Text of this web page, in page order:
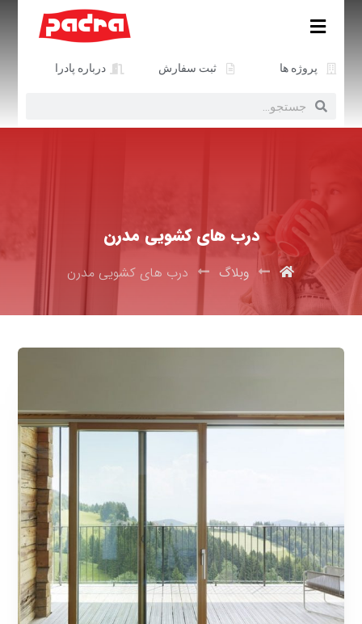
پروژه ها ثبت سفارش درباره پادرا
درب‌ های کشویی مدرن
وبلاگ درب‌ های کشویی مدرن